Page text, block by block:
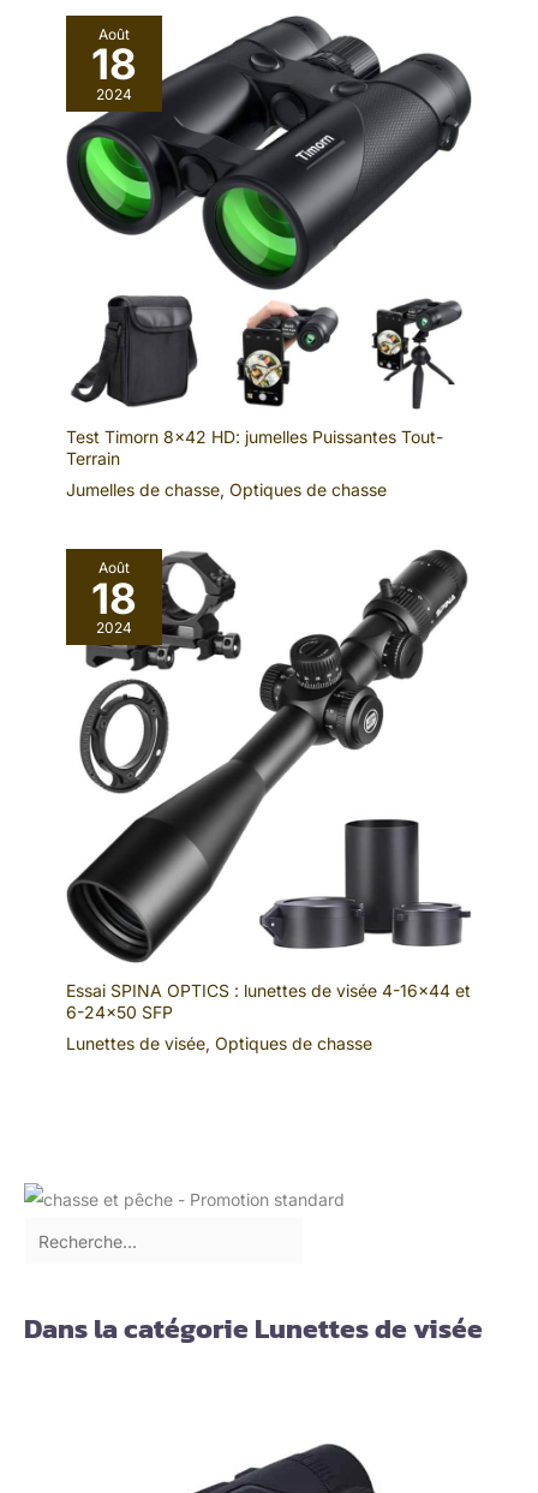
Août
18
2024
Test Timorn 8×42 HD: jumelles Puissantes Tout-
Terrain
Jumelles de chasse, Optiques de chasse
Août
18
2024
Essai SPINA OPTICS : lunettes de visée 4-16×44 et
6-24×50 SFP
Lunettes de visée, Optiques de chasse
Dans la catégorie Lunettes de visée